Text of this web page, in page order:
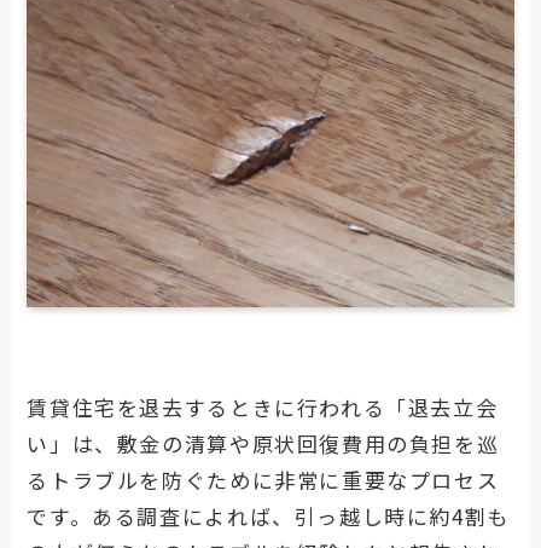
部分改修工事｜Room Refine
ハウスクリーニング
キッチンフードクリーニング
キッチンシンク・コンロクリーニング
浴室クリーニング
エアコンクリーニング
フロアコーティング
ブログ・お役立ち情報
施工事例
賃貸住宅を退去するときに行われる「退去立会
い」は、敷金の清算や原状回復費用の負担を巡
るトラブルを防ぐために非常に重要なプロセス
です。ある調査によれば、引っ越し時に約4割も